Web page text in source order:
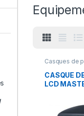
Casques de
Equipement
EPI
CASQUE
LCD